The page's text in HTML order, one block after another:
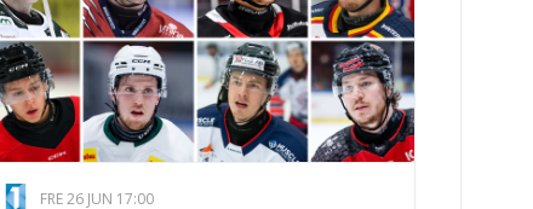
FRE 26 JUN 17:00